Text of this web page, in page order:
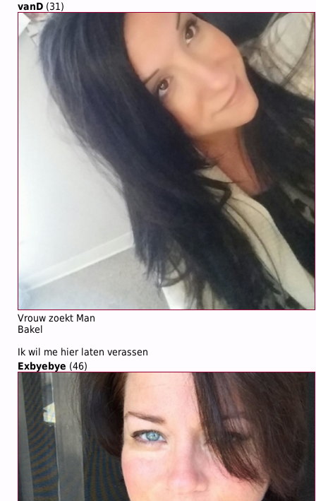
vanD (31)
Vrouw zoekt Man
Bakel
Ik wil me hier laten verassen
Exbyebye (46)